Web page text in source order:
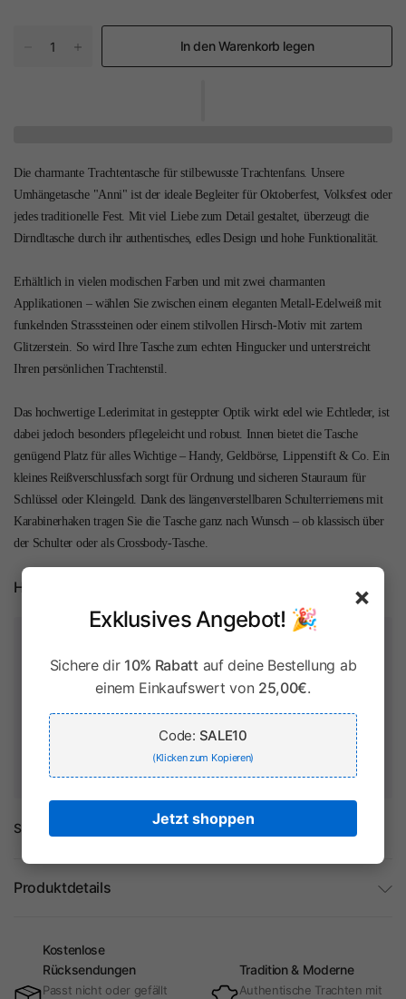
In den Warenkorb legen
Die charmante Trachtentasche für stilbewusste Trachtenfans. Unsere
Umhängetasche "Anni" ist der ideale Begleiter für Oktoberfest, Volksfest oder
jedes traditionelle Fest. Mit viel Liebe zum Detail gestaltet, überzeugt die
Dirndltasche durch ihr authentisches, edles Design und hohe Funktionalität.
Erhältlich in vielen modischen Farben und mit zwei charmanten
Applikationen – wählen Sie zwischen einem eleganten Metall-Edelweiß mit
funkelnden Strasssteinen oder einem stilvollen Hirsch-Motiv mit zartem
Glitzerstein. So wird Ihre Tasche zum echten Hingucker und unterstreicht
Ihren persönlichen Trachtenstil.
Das hochwertige Lederimitat in gesteppter Optik wirkt edel wie Echtleder, ist
dabei jedoch besonders pflegeleicht und robust. Innen bietet die Tasche
genügend Platz für alles Wichtige – Handy, Geldbörse, Lippenstift & Co. Ein
kleines Reißverschlussfach sorgt für Ordnung und sicheren Stauraum für
Schlüssel oder Kleingeld. Dank des längenverstellbaren Schulterriemens mit
Karabinerhaken tragen Sie die Tasche ganz nach Wunsch – ob klassisch über
der Schulter oder als Crossbody-Tasche.
Herstellerinformationen
Ihr Zahlungsinformationen werden sicher verarbeitet. Wir
speichern keine Kreditkartendaten und haben keinen Zugriff
auf Ihre Kreditkarteninformationen.
Share:
Produktdetails
Kostenlose
Rücksendungen
Passt nicht oder gefällt
Tradition & Moderne
Authentische Trachten mit
×
Exklusives Angebot! 🎉
Sichere dir 10% Rabattauf deine Bestellung ab
einem Einkaufswert von 25,00€.
Code: SALE10
(Klicken zum Kopieren)
Jetzt shoppen